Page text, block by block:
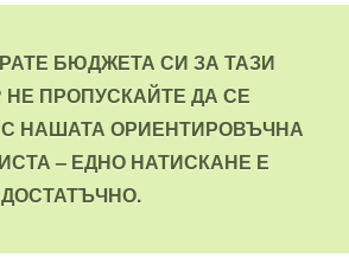
БЮДЖЕТА СИ ЗА ТАЗИ
НЕ ПРОПУСКАЙТЕ ДА СЕ
НАШАТА ОРИЕНТИРОВЪЧНА
– ЕДНО НАТИСКАНЕ Е
ДОСТАТЪЧНО.